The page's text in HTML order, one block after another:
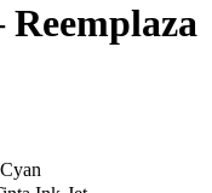
Reemplaza
Cyan